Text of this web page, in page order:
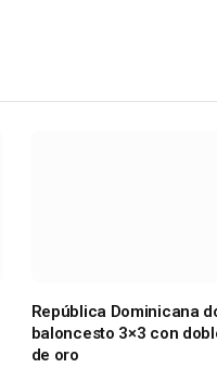
República Dominicana
baloncesto 3×3 con
de oro